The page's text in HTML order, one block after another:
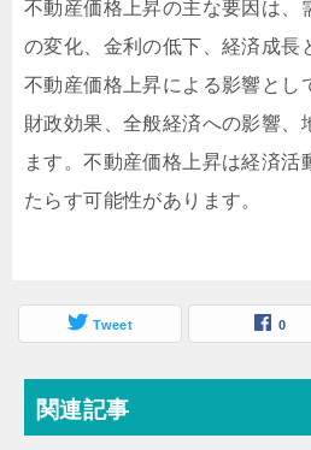
不動産価格上昇の主な要因は、
の変化、金利の低下、経済成長
不動産価格上昇による影響とし
財政効果、全般経済への影響、
ます。不動産価格上昇は経済活
たらす可能性があります。
Tweet 0
関連記事